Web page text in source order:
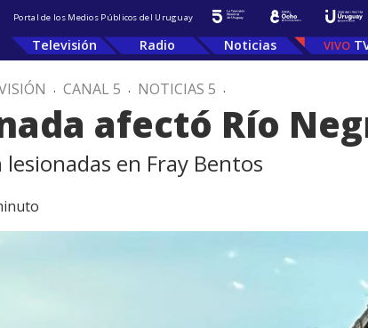
Portal de los Medios Públicos del Uruguay
Televisión Radio Noticias
. CANAL 5 . NOTICIAS 5 .
afectó Río
en Fray Bentos